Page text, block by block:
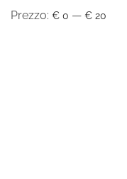
Prezzo: € 0 — € 20